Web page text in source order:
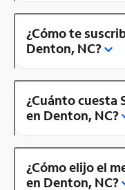
¿Cómo te
Denton, NC?
¿Cuánto cuesta
en Denton, NC?
¿Cómo elijo el
en Denton, NC?